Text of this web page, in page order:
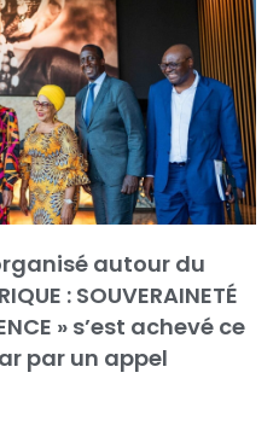
autour du
: SOUVERAINETÉ
» s’est achevé ce
par un appel